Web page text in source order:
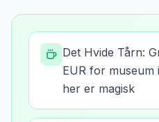
Det Hvide Tårn:
EUR for museum
her er magisk